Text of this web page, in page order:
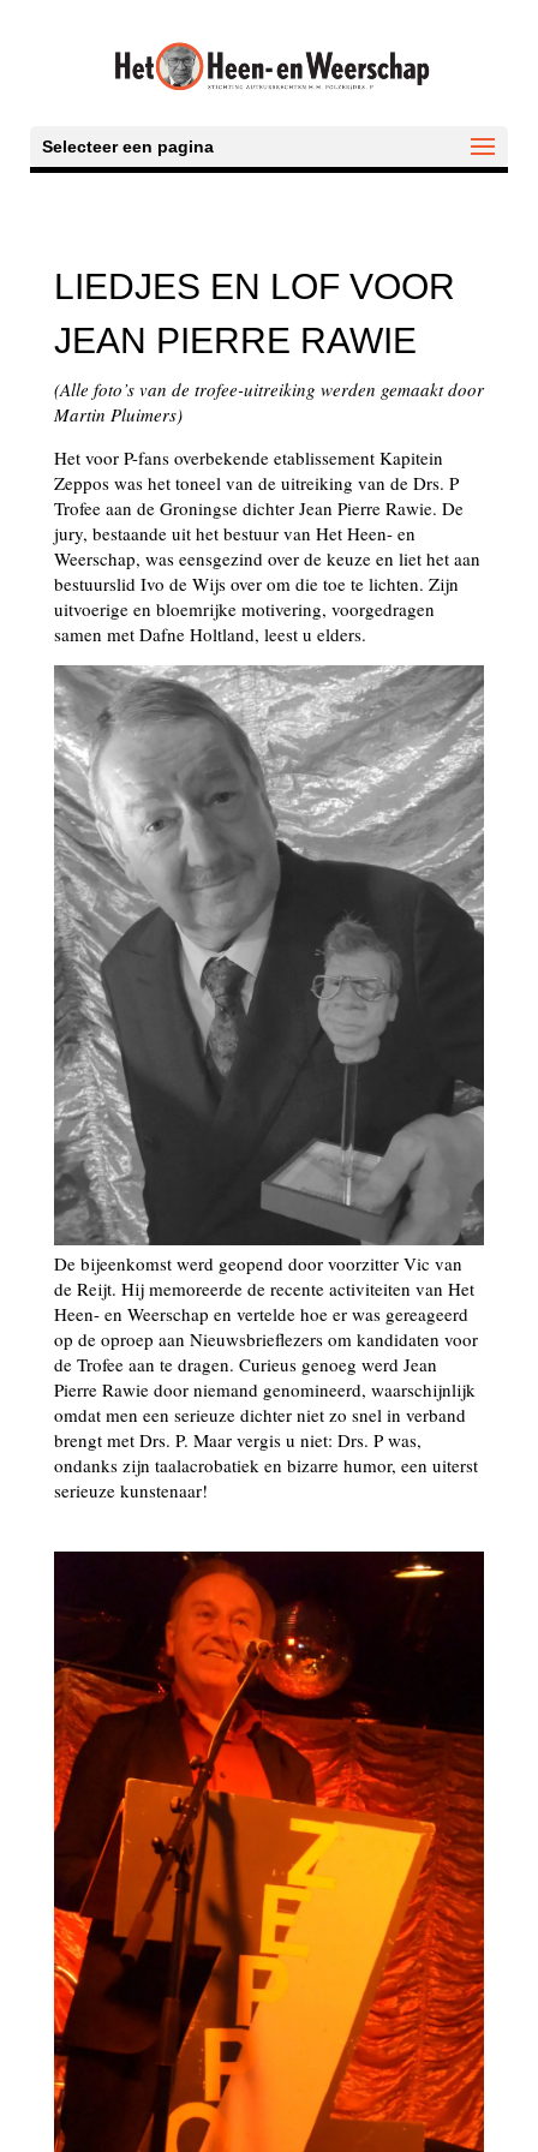
Selecteer een pagina
LIEDJES EN LOF VOOR
JEAN PIERRE RAWIE
(Alle foto’s van de trofee-uitreiking werden gemaakt door
Martin Pluimers)
Het voor P-fans overbekende etablissement Kapitein
Zeppos was het toneel van de uitreiking van de Drs. P
Trofee aan de Groningse dichter Jean Pierre Rawie. De
jury, bestaande uit het bestuur van Het Heen- en
Weerschap, was eensgezind over de keuze en liet het aan
bestuurslid Ivo de Wijs over om die toe te lichten. Zijn
uitvoerige en bloemrijke motivering, voorgedragen
samen met Dafne Holtland, leest u elders.
De bijeenkomst werd geopend door voorzitter Vic van
de Reijt. Hij memoreerde de recente activiteiten van Het
Heen- en Weerschap en vertelde hoe er was gereageerd
op de oproep aan Nieuwsbrieflezers om kandidaten voor
de Trofee aan te dragen. Curieus genoeg werd Jean
Pierre Rawie door niemand genomineerd, waarschijnlijk
omdat men een serieuze dichter niet zo snel in verband
brengt met Drs. P. Maar vergis u niet: Drs. P was,
ondanks zijn taalacrobatiek en bizarre humor, een uiterst
serieuze kunstenaar!